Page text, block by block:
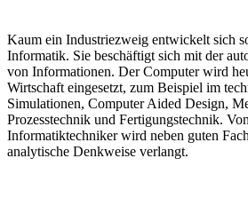
Kaum ein Industriezweig entwickelt sich
Informatik. Sie beschäftigt sich mit der
von Informationen. Der Computer wird
Wirtschaft eingesetzt, zum Beispiel im
Simulationen, Computer Aided Design,
Prozesstechnik und Fertigungstechnik.
Informatiktechniker wird neben guten
analytische Denkweise verlangt.